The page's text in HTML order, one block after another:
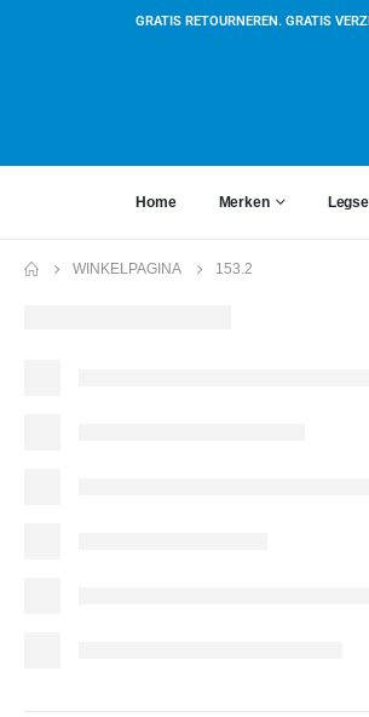
GRATIS RETOURNEREN. GRATIS
Home Merken
WINKELPAGINA 153.2